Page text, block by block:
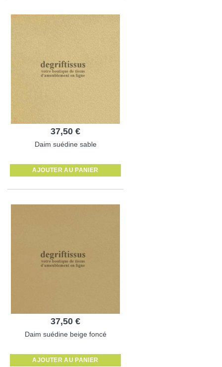
37,50 €
Daim suédine sable
AJOUTER AU PANIER
37,50 €
Daim suédine beige foncé
AJOUTER AU PANIER